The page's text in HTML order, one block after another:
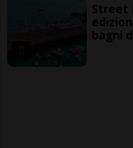
Street
bagni